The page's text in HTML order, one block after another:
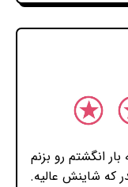
انگشتم رو بزنم
که شاینش عالیه.